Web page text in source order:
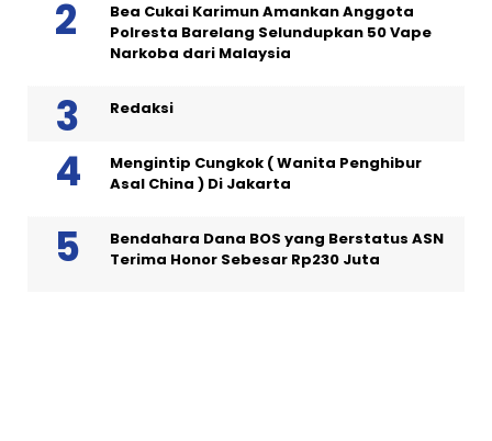
Bea Cukai Karimun Amankan Anggota
Polresta Barelang Selundupkan 50 Vape
Narkoba dari Malaysia
Redaksi
Mengintip Cungkok ( Wanita Penghibur
Asal China ) Di Jakarta
Bendahara Dana BOS yang Berstatus ASN
Terima Honor Sebesar Rp230 Juta